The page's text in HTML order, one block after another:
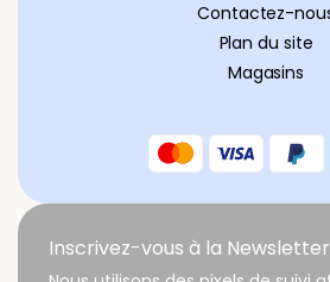
Contactez-
Plan du site
Magasins
Inscrivez-vous à la Newsletter